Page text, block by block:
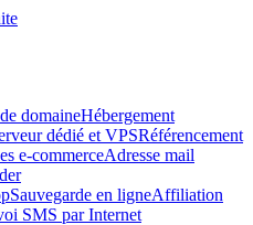
domaineHébergement
dédié et VPSRéférencement
e-commerceAdresse mail
Sauvegarde en ligneAffiliation
SMS par Internet